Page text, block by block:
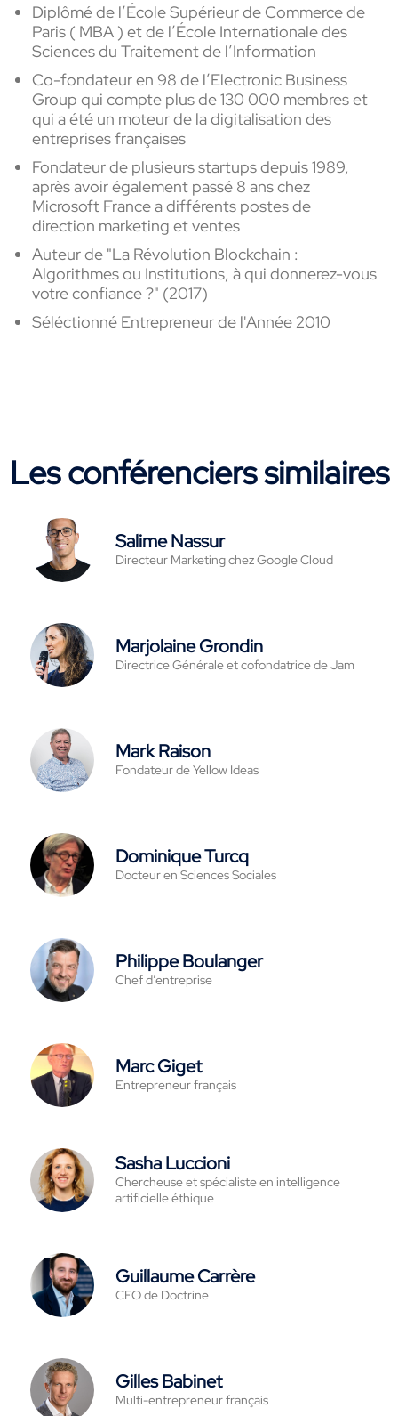
Diplômé de l’École Supérieur de Commerce de
Paris ( MBA ) et de l’École Internationale des
Sciences du Traitement de l’Information
Co-fondateur en 98 de l’Electronic Business
Group qui compte plus de 130 000 membres et
qui a été un moteur de la digitalisation des
entreprises françaises
Fondateur de plusieurs startups depuis 1989,
après avoir également passé 8 ans chez
Microsoft France a différents postes de
direction marketing et ventes
Auteur de "La Révolution Blockchain :
Algorithmes ou Institutions, à qui donnerez-vous
votre confiance ?" (2017)
Séléctionné Entrepreneur de l'Année 2010
Les conférenciers similaires
Salime Nassur
Directeur Marketing chez Google Cloud
Marjolaine Grondin
Directrice Générale et cofondatrice de Jam
Mark Raison
Fondateur de Yellow Ideas
Dominique Turcq
Docteur en Sciences Sociales
Philippe Boulanger
Chef d’entreprise
Marc Giget
Entrepreneur français
Sasha Luccioni
Chercheuse et spécialiste en intelligence
artificielle éthique
Guillaume Carrère
CEO de Doctrine
Gilles Babinet
Multi-entrepreneur français